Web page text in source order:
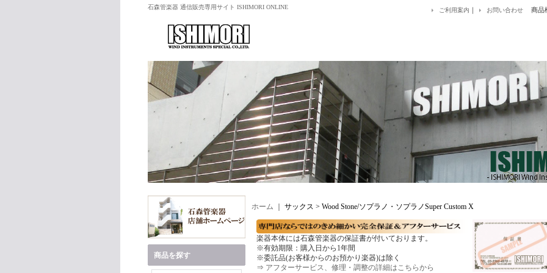
石森管楽器 通信販売専用サイト ISHIMORI ONLINE ご利用案内 ｜ お問い合わせ 商品
商品を探す
ホーム サックス > Wood Stone/ソプラノ・ソプラノSuper Custom X
楽器本体には石森管楽器の保証書が付いております。
※有効期限：購入日から1年間
※委託品(お客様からのお預かり楽器)は除く
⇒ アフターサービス、修理・調整の詳細はこちらから